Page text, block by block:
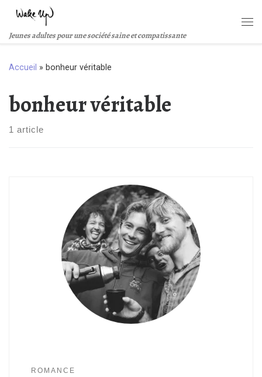
Passer au contenu
Jeunes adultes pour une société saine et compatissante
Accueil » bonheur véritable
bonheur véritable
1 article
ROMANCE